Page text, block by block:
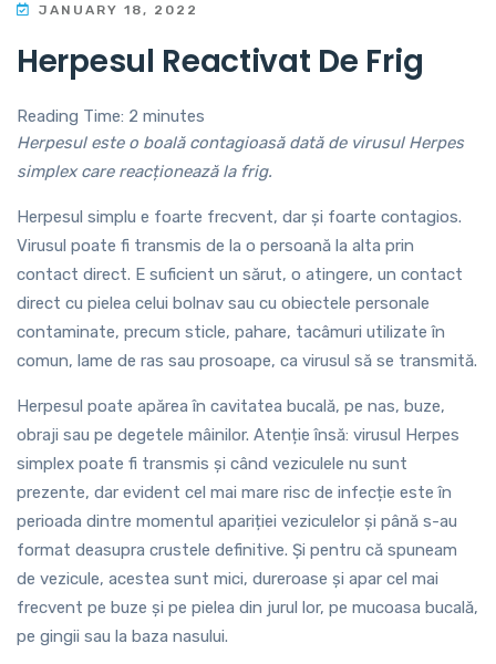
JANUARY 18, 2022
Herpesul Reactivat De Frig
Reading Time: 2 minutes
Herpesul este o boală contagioasă dată de virusul Herpes
simplex care reacționează la frig.
Herpesul simplu e foarte frecvent, dar și foarte contagios.
Virusul poate fi transmis de la o persoană la alta prin
contact direct. E suficient un sărut, o atingere, un contact
direct cu pielea celui bolnav sau cu obiectele personale
contaminate, precum sticle, pahare, tacâmuri utilizate în
comun, lame de ras sau prosoape, ca virusul să se transmită.
Herpesul poate apărea în cavitatea bucală, pe nas, buze,
obraji sau pe degetele mâinilor. Atenție însă: virusul Herpes
simplex poate fi transmis și când veziculele nu sunt
prezente, dar evident cel mai mare risc de infecție este în
perioada dintre momentul apariției veziculelor și până s-au
format deasupra crustele definitive. Și pentru că spuneam
de vezicule, acestea sunt mici, dureroase și apar cel mai
frecvent pe buze și pe pielea din jurul lor, pe mucoasa bucală,
pe gingii sau la baza nasului.